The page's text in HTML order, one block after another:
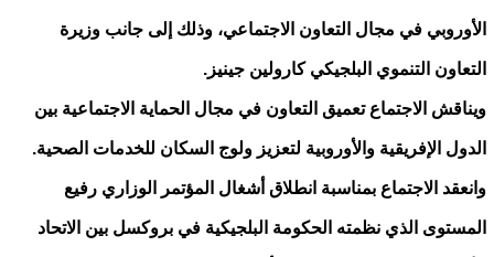
الأوروبي في مجال التعاون الاجتماعي، وذلك إلى جانب وزيرة
التعاون التنموي البلجيكي كارولين جينيز.
ويناقش الاجتماع تعميق التعاون في مجال الحماية الاجتماعية بين
الدول الإفريقية والأوروبية لتعزيز ولوج السكان للخدمات الصحية.
وانعقد الاجتماع بمناسبة انطلاق أشغال المؤتمر الوزاري رفيع
المستوى الذي نظمته الحكومة البلجيكية في بروكسل بين الاتحاد